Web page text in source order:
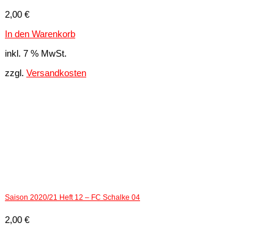
2,00 €
In den Warenkorb
inkl. 7 % MwSt.
zzgl. Versandkosten
Saison 2020/21 Heft 12 – FC Schalke 04
2,00 €